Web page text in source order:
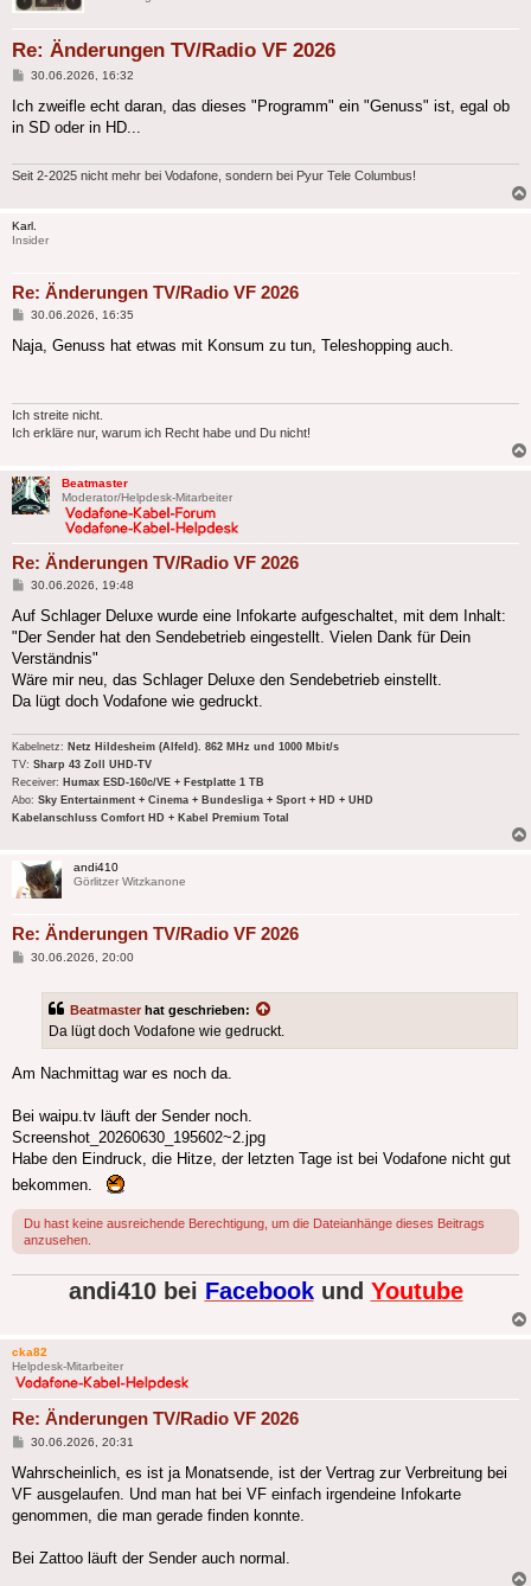
Re: Änderungen TV/Radio VF 2026
Beitrag
30.06.2026, 16:32
Ich zweifle echt daran, das dieses "Programm" ein "Genuss" ist, egal ob
in SD oder in HD...
Seit 2-2025 nicht mehr bei Vodafone, sondern bei Pyur Tele Columbus!
Karl.
Insider
Re: Änderungen TV/Radio VF 2026
Beitrag
30.06.2026, 16:35
Naja, Genuss hat etwas mit Konsum zu tun, Teleshopping auch.
Ich streite nicht.
Ich erkläre nur, warum ich Recht habe und Du nicht!
Beatmaster
Moderator/Helpdesk-Mitarbeiter
Re: Änderungen TV/Radio VF 2026
Beitrag
30.06.2026, 19:48
Auf Schlager Deluxe wurde eine Infokarte aufgeschaltet, mit dem Inhalt:
"Der Sender hat den Sendebetrieb eingestellt. Vielen Dank für Dein
Verständnis"
Wäre mir neu, das Schlager Deluxe den Sendebetrieb einstellt.
Da lügt doch Vodafone wie gedruckt.
Kabelnetz: Netz Hildesheim (Alfeld). 862 MHz und 1000 Mbit/s
TV: Sharp 43 Zoll UHD-TV
Receiver: Humax ESD-160c/VE + Festplatte 1 TB
Abo: Sky Entertainment + Cinema + Bundesliga + Sport + HD + UHD
Kabelanschluss Comfort HD + Kabel Premium Total
andi410
Görlitzer Witzkanone
Re: Änderungen TV/Radio VF 2026
Beitrag
30.06.2026, 20:00
Beatmaster hat geschrieben:
Da lügt doch Vodafone wie gedruckt.
Am Nachmittag war es noch da.
Bei waipu.tv läuft der Sender noch.
Screenshot_20260630_195602~2.jpg
Habe den Eindruck, die Hitze, der letzten Tage ist bei Vodafone nicht gut
bekommen.
Du hast keine ausreichende Berechtigung, um die Dateianhänge dieses Beitrags
anzusehen.
andi410 bei Facebookund Youtube
cka82
Helpdesk-Mitarbeiter
Re: Änderungen TV/Radio VF 2026
Beitrag
30.06.2026, 20:31
Wahrscheinlich, es ist ja Monatsende, ist der Vertrag zur Verbreitung bei
VF ausgelaufen. Und man hat bei VF einfach irgendeine Infokarte
genommen, die man gerade finden konnte.
Bei Zattoo läuft der Sender auch normal.